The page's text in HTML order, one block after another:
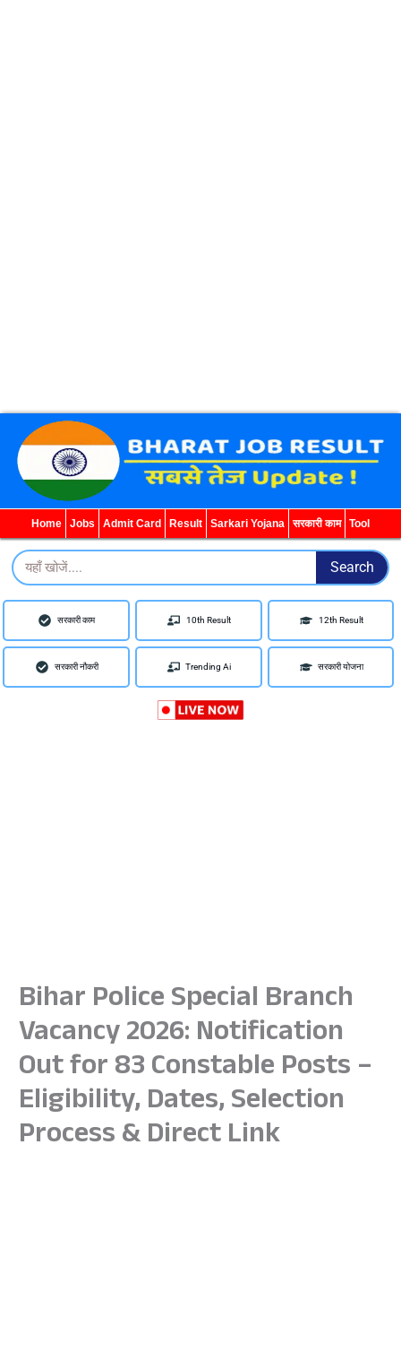
Home Jobs Admit Card Result Sarkari Yojana सरकारी काम Tool
Search Search
सरकारी काम 10th Result 12th Result
सरकारी नौकरी Trending Ai सरकारी योजना
Bihar Police Special Branch
Vacancy 2026: Notification
Out for 83 Constable Posts –
Eligibility, Dates, Selection
Process & Direct Link
WhatsApp TelegramYouTube Facebook